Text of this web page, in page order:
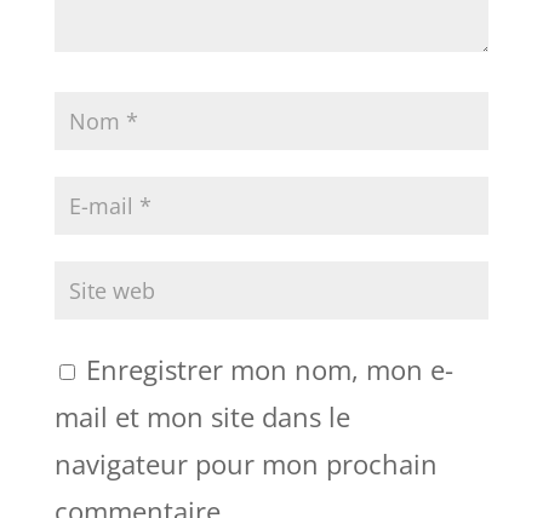
Enregistrer mon nom, mon e-
mail et mon site dans le
navigateur pour mon prochain